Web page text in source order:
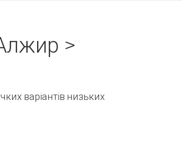
>
варіантів низьких